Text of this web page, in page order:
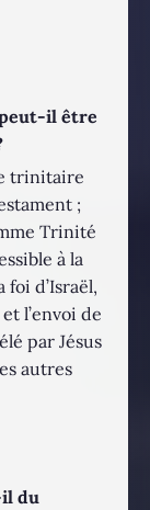
il être
trinitaire
;
Trinité
à la
d’Israël,
l’envoi de
par Jésus
autres
du